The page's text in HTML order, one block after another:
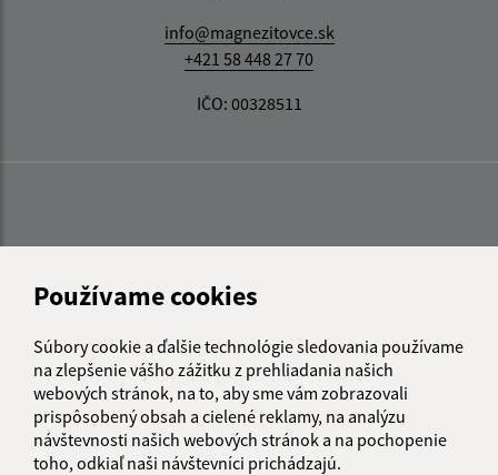
Používame cookies
Súbory cookie a ďalšie technológie sledovania používame
na zlepšenie vášho zážitku z prehliadania našich
webových stránok, na to, aby sme vám zobrazovali
prispôsobený obsah a cielené reklamy, na analýzu
návštevnosti našich webových stránok a na pochopenie
toho, odkiaľ naši návštevníci prichádzajú.
info@magnezitovce.sk
+421 58 448 27 70
IČO: 00328511